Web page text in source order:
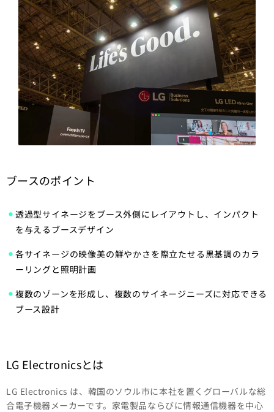
ブースのポイント
透過型サイネージをブース外側にレイアウトし、インパクト
を与えるブースデザイン
各サイネージの映像美の鮮やかさを際立たせる黒基調のカラ
ーリングと照明計画
複数のゾーンを形成し、複数のサイネージニーズに対応できる
ブース設計
LG Electronicsとは
LG Electronics は、韓国のソウル市に本社を置くグローバルな総
合電子機器メーカーです。家電製品ならびに情報通信機器を中心